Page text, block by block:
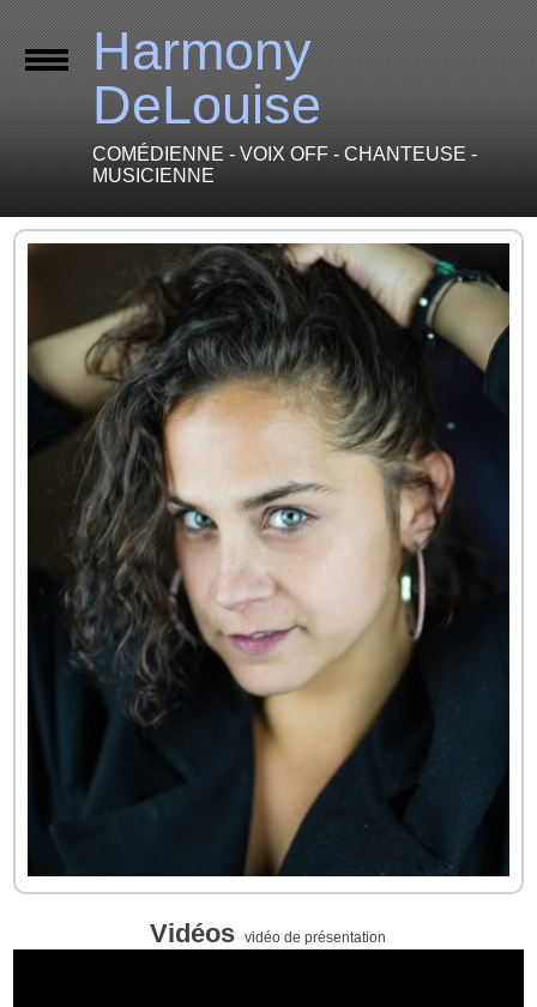
Harmony
DeLouise
COMÉDIENNE - VOIX OFF - CHANTEUSE -
MUSICIENNE
Vidéos vidéo de présentation